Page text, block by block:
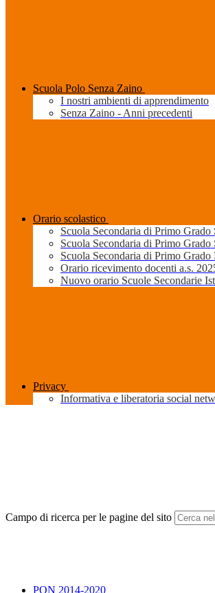
Scuola Polo Senza Zaino
I nostri ambienti di apprendimento
Senza Zaino - Anni precedenti
Orario scolastico
Scuola Secondaria di Primo Grado
Scuola Secondaria di Primo Grado
Scuola Secondaria di Primo Grado
Orario ricevimento docenti a.s.
Nuovo orario Scuole Secondarie
Privacy
Informativa e liberatoria social
Campo di ricerca per le pagine del sito
PON 2014-2020